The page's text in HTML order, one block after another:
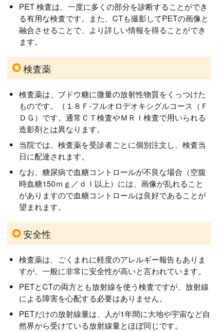
PET 検査は、一度に多くの部分を診断することができ
る有用な検査です。また、CTも撮影してPETの画像と
融合させることで、より詳しい情報を得ることができ
ます。
検査薬
検査薬は、ブドウ糖に微量の放射性物質をくっつけた
ものです。（１８Ｆ-フルオロデオキシグルコース（Ｆ
ＤＧ）です。通常ＣＴ検査やＭＲＩ検査で用いられる
造影剤とは異なります。
当院では、検査薬を受診者ごとに個別注文し、検査当
日に配達されます。
なお、糖尿病で血糖コントロールが不良な場合（空腹
時血糖150ｍｇ／ｄｌ以上）には、画像が乱れること
がありますので血糖コントロールは良好であることが
望まれます。
安全性
検査薬は、ごくまれに軽度のアレルギー報告もありま
すが、一般に非常に安全性が高いと言われています。
PETとCTの両方とも放射線を使う検査ですが、放射線
による障害を心配する必要はありません。
PETだけの放射線量は、人が1年間に大地や宇宙など自
然界から受けている放射線量とほぼ同じです。